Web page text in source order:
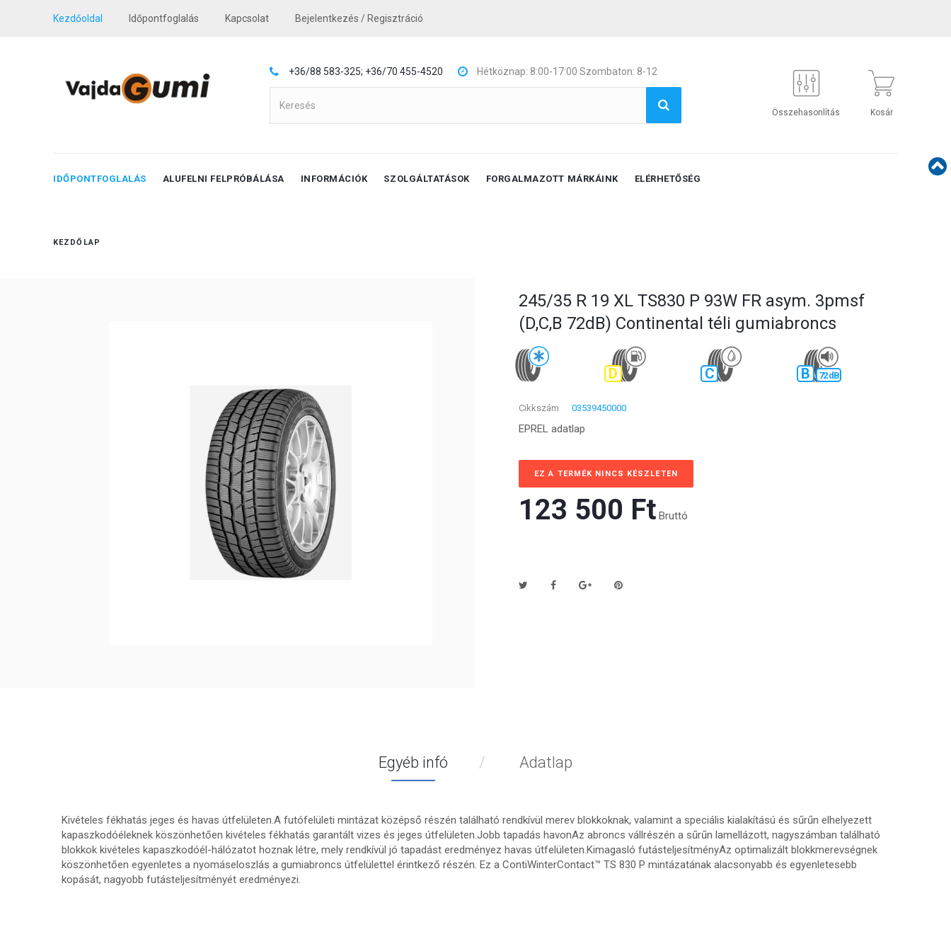
Kezdőoldal Időpontfoglalás Kapcsolat Bejelentkezés / Regisztráció
+36/88 583-325; +36/70 455-4520 Hétköznap: 8:00-17:00 Szombaton: 8-12
Összehasonlítás Kosár
IDŐPONTFOGLALÁS ALUFELNI FELPRÓBÁLÁSA INFORMÁCIÓK SZOLGÁLTATÁSOK FORGALMAZOTT MÁRKÁINK ELÉRHETŐSÉG
KEZDŐLAP
245/35 R 19 XL TS830 P 93W FR asym. 3pmsf
(D,C,B 72dB) Continental téli gumiabroncs
D C B 72 dB
Cikkszám 03539450000
EPREL adatlap
EZ A TERMÉK NINCS KÉSZLETEN
123 500 Ft‎ Bruttó
Egyéb infó Adatlap
Kivételes fékhatás jeges és havas útfelületen.A futófelületi mintázat középső részén található rendkívül merev blokkoknak, valamint a speciális kialakítású és sűrűn elhelyezett
kapaszkodóéleknek köszönhetően kivételes fékhatás garantált vizes és jeges útfelületen.Jobb tapadás havonAz abroncs vállrészén a sűrűn lamellázott, nagyszámban található
blokkok kivételes kapaszkodóél-hálózatot hoznak létre, mely rendkívül jó tapadást eredményez havas útfelületen.Kimagasló futásteljesítményAz optimalizált blokkmerevségnek
köszönhetően egyenletes a nyomáseloszlás a gumiabroncs útfelülettel érintkező részén. Ez a ContiWinterContact™ TS 830 P mintázatának alacsonyabb és egyenletesebb
kopását, nagyobb futásteljesítményét eredményezi.